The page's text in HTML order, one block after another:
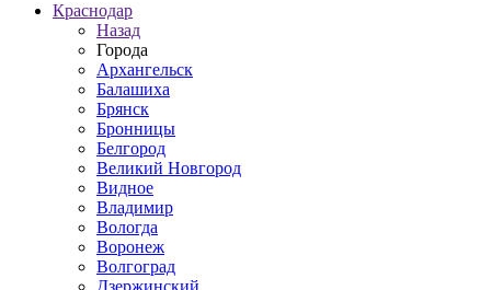
Краснодар
Назад
Города
Архангельск
Балашиха
Брянск
Бронницы
Белгород
Великий Новгород
Видное
Владимир
Вологда
Воронеж
Волгоград
Дзержинский